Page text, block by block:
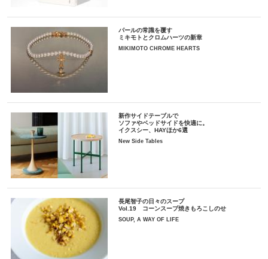
パールの常識を覆す
ミキモトとクロムハーツの新章
MIKIMOTO CHROME HEARTS
新作サイドテーブルで
ソファやベッドサイドを快適に。
イクスシー、HAYほか6選
New Side Tables
長尾智子の日々のスープ
Vol.19 コーンスープ焼きもろこしのせ
SOUP, A WAY OF LIFE